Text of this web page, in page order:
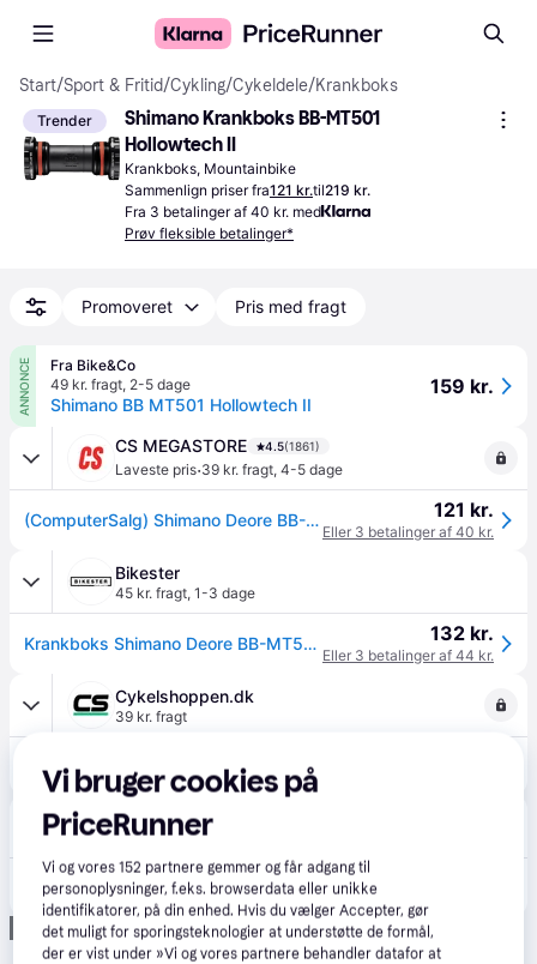
Start/Sport & Fritid/Cykling/Cykeldele/Krankboks
Trender
Shimano Krankboks BB-MT501
Hollowtech II
Krankboks, Mountainbike
Sammenlign priser fra121 kr.til219 kr.
Fra 3 betalinger af 40 kr. med
Prøv fleksible betalinger*
Promoveret Pris med fragt
ANNONCE
Fra Bike&Co
49 kr. fragt, 2-5 dage
Shimano BB MT501 Hollowtech II
159 kr.
CS MEGASTORE 4.5(1861)
Laveste pris·39 kr. fragt, 4-5 dage
(ComputerSalg) Shimano Deore BB-MT501 centerleje, HT2 BSA 121 kr.
Eller 3 betalinger af 40 kr.
Bikester
45 kr. fragt, 1-3 dage
Krankboks Shimano Deore BB-MT501 BSA 68/73mm. 132 kr.
Eller 3 betalinger af 44 kr.
Cykelshoppen.dk
39 kr. fragt
Shimano MT501 BSA Krankboks, 68/73mm
Cykelgear.dk
45 kr. fragt,1-2 dage
Shimano Krankboks BB-MT501 Hollowtech II
Annonce
Vi bruger cookies på
PriceRunner
Vi og vores152 partnere gemmer og får adgang til
personoplysninger, f.eks. browserdata eller unikke
identifikatorer, på din enhed. Hvis du vælger Accepter, gør
det muligt for sporingsteknologier at understøtte de formål,
der er vist under »Vi og vores partnere behandler datafor at